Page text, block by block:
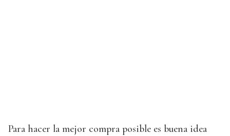
Para hacer la mejor compra posible es buena idea